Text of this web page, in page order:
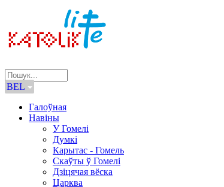
BEL
Галоўная
Навіны
У Гомелі
Думкі
Карытас - Гомель
Скаўты ў Гомелі
Дзіцячая вёска
Царква